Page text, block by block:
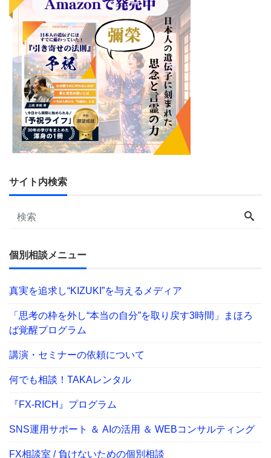
サイト内検索
個別相談メニュー
真実を追求し“KIZUKI”を与えるメディア
「思考の枠を外し“本当の自分”を取り戻す3時間」まほろ
ば覚醒プログラム
講演・セミナーの依頼について
何でも相談！TAKAレンタル
『FX-RICH』プログラム
SNS運用サポート ＆ AIの活用 ＆ WEBコンサルティング
FX相談室 / 負けないための個別相談